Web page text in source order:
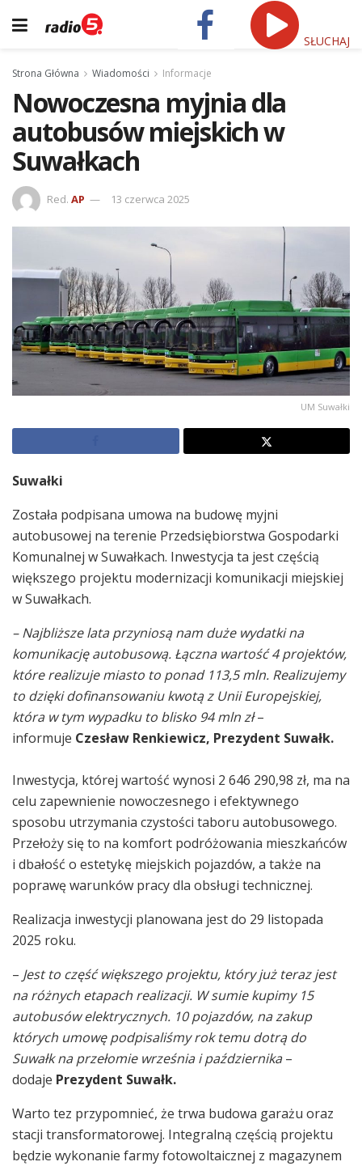
SŁUCHAJ
Strona Główna Wiadomości Informacje
Nowoczesna myjnia dla
autobusów miejskich w
Suwałkach
Red. AP 13 czerwca 2025
UM Suwałki
Suwałki
Została podpisana umowa na budowę myjni
autobusowej na terenie Przedsiębiorstwa Gospodarki
Komunalnej w Suwałkach. Inwestycja ta jest częścią
większego projektu modernizacji komunikacji miejskiej
w Suwałkach.
– Najbliższe lata przyniosą nam duże wydatki na
komunikację autobusową. Łączna wartość 4 projektów,
które realizuje miasto to ponad 113,5 mln. Realizujemy
to dzięki dofinansowaniu kwotą z Unii Europejskiej,
która w tym wypadku to blisko 94 mln zł–
informuje Czesław Renkiewicz, Prezydent Suwałk.
Inwestycja, której wartość wynosi 2 646 290,98 zł, ma na
celu zapewnienie nowoczesnego i efektywnego
sposobu utrzymania czystości taboru autobusowego.
Przełoży się to na komfort podróżowania mieszkańców
i dbałość o estetykę miejskich pojazdów, a także na
poprawę warunków pracy dla obsługi technicznej.
Realizacja inwestycji planowana jest do 29 listopada
2025 roku.
– Jest to część większego projektu, który już teraz jest
na różnych etapach realizacji. W sumie kupimy 15
autobusów elektrycznych. 10 pojazdów, na zakup
których umowę podpisaliśmy rok temu dotrą do
Suwałk na przełomie września i października–
dodaje Prezydent Suwałk.
Warto tez przypomnieć, że trwa budowa garażu oraz
stacji transformatorowej. Integralną częścią projektu
będzie wykonanie farmy fotowoltaicznej z magazynem